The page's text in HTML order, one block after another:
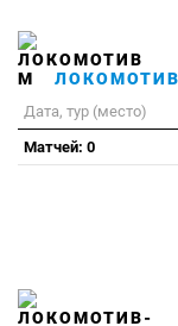
Дата, тур (место)
Матчей: 0